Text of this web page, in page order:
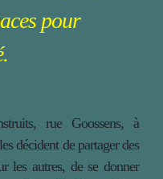
pour
rue Goossens, à
décident de partager des
les autres, de se donner